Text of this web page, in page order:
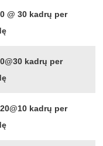
@ 30 kadrų per
kadrų per
kadrų per